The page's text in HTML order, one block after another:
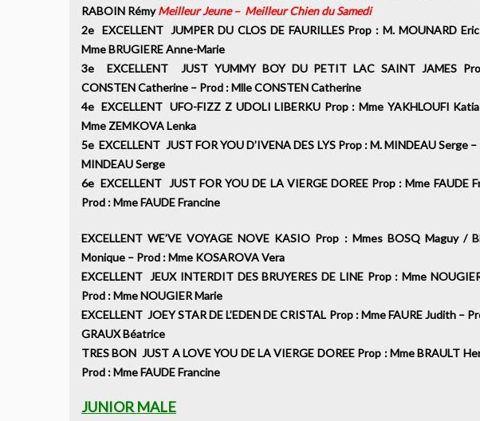
RABOIN RémyMeilleur Jeune – Meilleur Chien du Samedi
2e EXCELLENT JUMPER DU CLOS DE FAURILLES Prop : M. MOUNARD
Mme BRUGIERE Anne-Marie
3e EXCELLENT JUST YUMMY BOY DU PETIT LAC SAINT JAMES
CONSTEN Catherine – Prod : Mlle CONSTEN Catherine
4e EXCELLENT UFO-FIZZ Z UDOLI LIBERKU Prop : Mme YAKHLOUFI
Mme ZEMKOVA Lenka
5e EXCELLENT JUST FOR YOU D’IVENA DES LYS Prop : M. MINDEAU Serge
MINDEAU Serge
6e EXCELLENT JUST FOR YOU DE LA VIERGE DOREE Prop : Mme FAUDE
Prod : Mme FAUDE Francine
EXCELLENT WE’VE VOYAGE NOVE KASIO Prop : Mmes BOSQ Maguy /
Monique – Prod : Mme KOSAROVA Vera
EXCELLENT JEUX INTERDIT DES BRUYERES DE LINE Prop : Mme
Prod : Mme NOUGIER Marie
EXCELLENT JOEY STAR DE L’EDEN DE CRISTAL Prop : Mme FAURE Judith –
GRAUX Béatrice
TRES BON JUST A LOVE YOU DE LA VIERGE DOREE Prop : Mme BRAULT
Prod : Mme FAUDE Francine
JUNIOR MALE